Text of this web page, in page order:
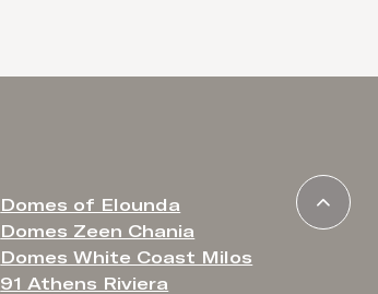
Domes of Elounda
Domes Zeen Chania
Domes White Coast Milos
91 Athens Riviera